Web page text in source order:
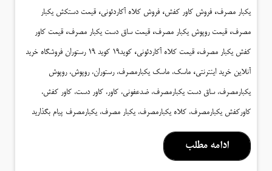
یکبار مصرف، فروش کاور کفش، فروش کلاه آکاردئونی، قیمت دستکش یکبار
مصرف، قیمت روپوش یکبار مصرف، قیمت ساق دست یکبار مصرف، قیمت کاور
کفش یکبار مصرف، قیمت کلاه آکاردئونی، کوید19 کوید 19 رستوران فروشگاه خرید
آنلاین خرید اینترنتی، ماسک، ماسک یکبارمصرف، رستوران، روپوش، روپوش
یکبارمصرف، ساق دست یکبارمصرف، ضدعفونی، کاور، کاور دست، کاور کفش،
کاورکفش یکبارمصرف، کلاه یکبارمصرف، یکبار مصرف، یکبارمصرف پیام بگذارید
ادامه مطلب